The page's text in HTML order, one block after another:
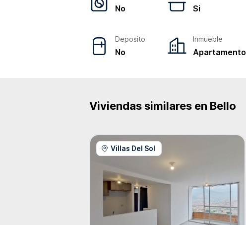
No Si
Deposito
No
Inmueble
Apartamento
Viviendas similares en Bello
Villas Del Sol